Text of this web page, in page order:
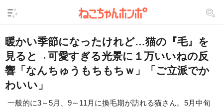
暖かい季節になったけれど…猫の『毛』を
見ると→可愛すぎる光景に１万いいねの反
響「なんちゅうもちもちｗ」「ご立派でか
わいい」
一般的に3～5月、9～11月に換毛期が訪れる猫さん。5月中旬